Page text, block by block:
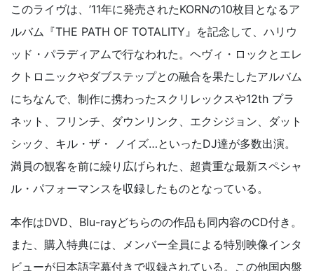
このライヴは、’11年に発売されたKORNの10枚目となるア
ルバム『THE PATH OF TOTALITY』を記念して、ハリウ
ッド・パラディアムで行なわれた。ヘヴィ・ロックとエレ
クトロニックやダブステップとの融合を果たしたアルバム
にちなんで、制作に携わったスクリレックスや12th プラ
ネット、フリンチ、ダウンリンク、エクシジョン、ダット
シック、キル・ザ・ ノイズ…といったDJ達が多数出演。
満員の観客を前に繰り広げられた、超貴重な最新スペシャ
ル・パフォーマンスを収録したものとなっている。
本作はDVD、Blu-rayどちらのの作品も同内容のCD付き。
また、購入特典には、メンバー全員による特別映像インタ
ビューが日本語字幕付きで収録されている。この他国内盤